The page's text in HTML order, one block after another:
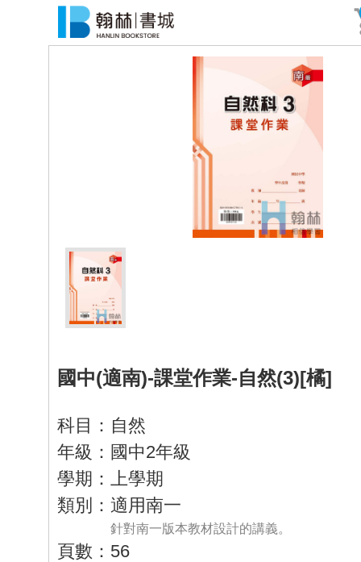
國中(適南)-課堂作業-自然(3)[橘]
科目：自然
年級：國中2年級
學期：上學期
類別：適用南一
針對南一版本教材設計的講義。
頁數：56